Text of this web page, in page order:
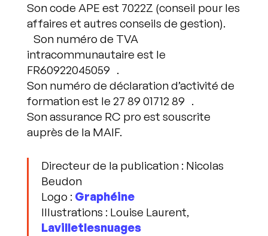
Son code APE est 7022Z (conseil pour les
affaires et autres conseils de gestion).
Son numéro de TVA
intracommunautaire est le
FR60922045059 .
Son numéro de déclaration d’activité de
formation est le 27 89 01712 89 .
Son assurance RC pro est souscrite
auprès de la MAIF.
Directeur de la publication : Nicolas
Beudon
Logo : Graphéine
Illustrations : Louise Laurent,
Lavilletlesnuages